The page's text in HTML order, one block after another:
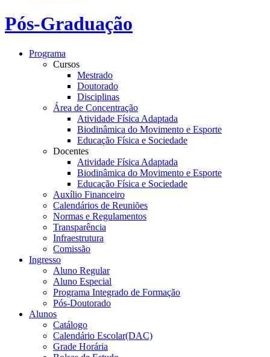
Pós-Graduação
Programa
Cursos
Mestrado
Doutorado
Disciplinas
Área de Concentração
Atividade Física Adaptada
Biodinâmica do Movimento e Esporte
Educação Física e Sociedade
Docentes
Atividade Física Adaptada
Biodinâmica do Movimento e Esporte
Educação Física e Sociedade
Auxílio Financeiro
Calendários de Reuniões
Normas e Regulamentos
Transparência
Infraestrutura
Comissão
Ingresso
Aluno Regular
Aluno Especial
Programa Integrado de Formação
Pós-Doutorado
Alunos
Catálogo
Calendário Escolar(DAC)
Grade Horária